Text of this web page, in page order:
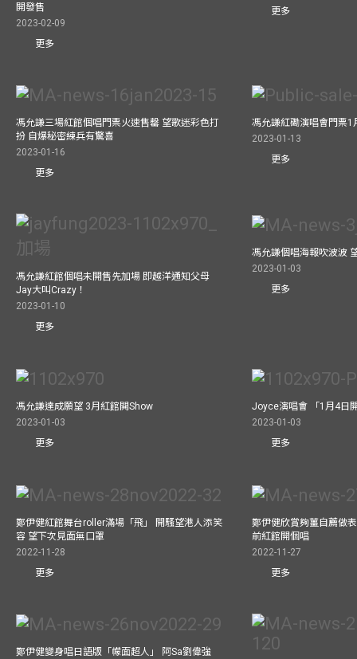
開發售
2023-02-09
更多
更多
馮允謙三場紅館個唱門票火速售罄 望歌迷彩色打
扮 自爆秘密練兵有驚喜
2023-01-16
更多
馮允謙紅磡演唱會門票1
2023-01-13
更多
馮允謙紅館個唱未開售先加場 即越洋通知父母
Jay大叫Crazy！
2023-01-10
更多
馮允謙個唱海報吹波波
2023-01-03
更多
馮允謙達成願望 3月紅館閧Show
2023-01-03
更多
Joyce演唱會 「1月4日
2023-01-03
更多
鄭伊健紅館舞台roller滿場「飛」 開騷望港人添笑
容 望下次見面無口罩
2022-11-28
更多
鄭伊健欣賞夠薑自薦做
前紅館開個唱
2022-11-27
更多
鄭伊健變身唱日語版「幪面超人」 阿Sa劉偉強